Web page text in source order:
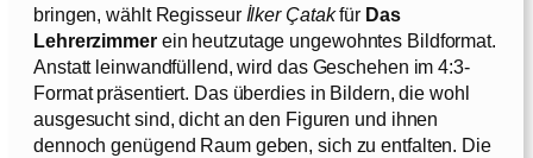
bringen, wählt Regisseur İlker Çatakfür Das
Lehrerzimmer ein heutzutage ungewohntes Bildformat.
Anstatt leinwandfüllend, wird das Geschehen im 4:3-
Format präsentiert. Das überdies in Bildern, die wohl
ausgesucht sind, dicht an den Figuren und ihnen
dennoch genügend Raum geben, sich zu entfalten. Die